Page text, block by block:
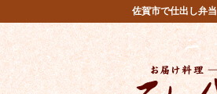
ン
テ
ツ
佐賀市で仕出し弁